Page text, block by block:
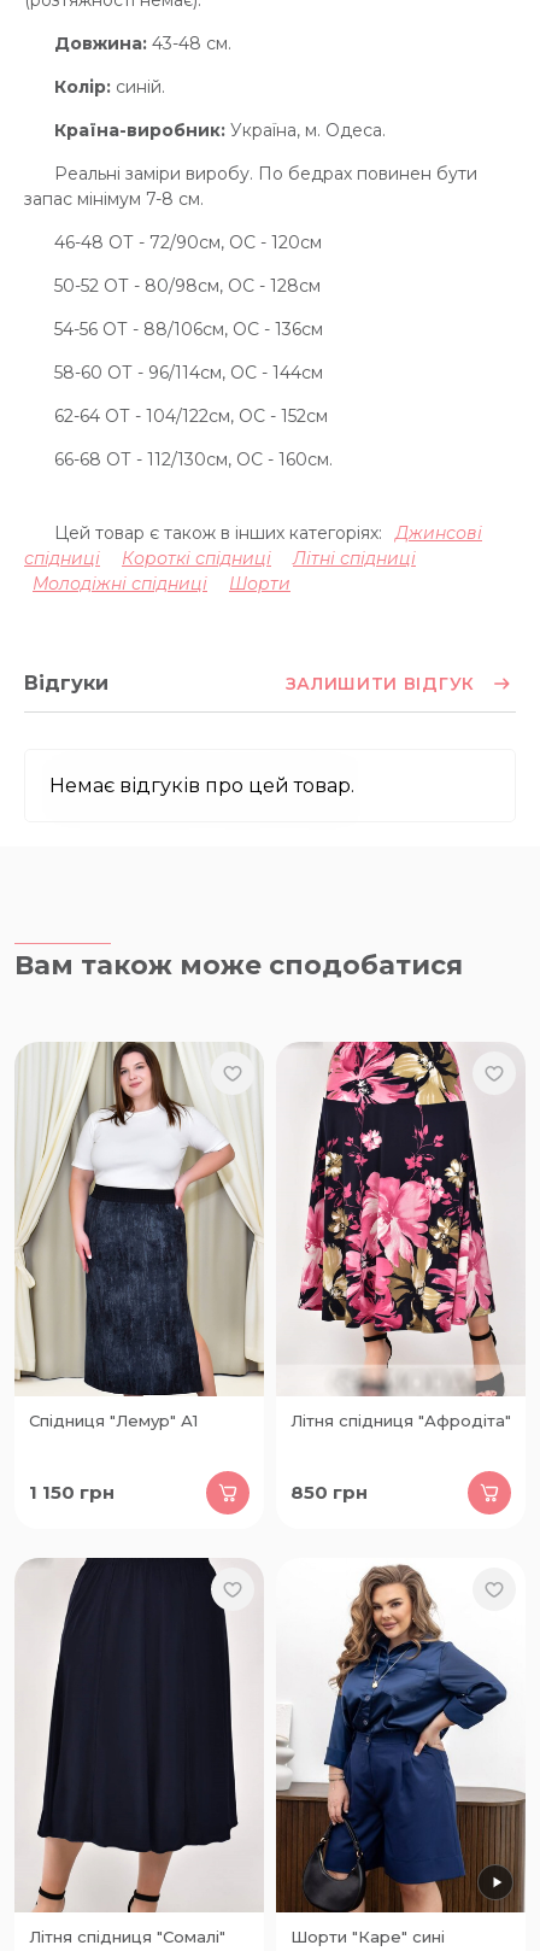
Довжина: 43-48 см.
Колір: синій.
Країна-виробник: Україна, м. Одеса.
Реальні заміри виробу. По бедрах повинен бути
запас мінімум 7-8 см.
46-48 ОТ - 72/90см, ОС - 120см
50-52 ОТ - 80/98см, ОС - 128см
54-56 ОТ - 88/106см, ОС - 136см
58-60 ОТ - 96/114см, ОС - 144см
62-64 ОТ - 104/122см, ОС - 152см
66-68 ОТ - 112/130см, ОС - 160см.
Цей товар є також в інших категоріях:
Джинсові
спідниці
Короткі спідниці
Літні спідниці
Молодіжні спідниці
Шорти
Відгуки ЗАЛИШИТИ ВІДГУК
Немає відгуків про цей товар.
Вам також може сподобатися
Спідниця "Лемур" А1
1 150 грн
Літня спідниця "Афродіта"
850 грн
Літня спідниця "Сомалі"
Шорти "Каре" сині